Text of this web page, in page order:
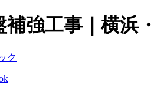
補強工事｜横浜